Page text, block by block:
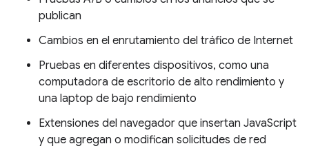
publican
Cambios en el enrutamiento del tráfico de Internet
Pruebas en diferentes dispositivos, como una
computadora de escritorio de alto rendimiento y
una laptop de bajo rendimiento
Extensiones del navegador que insertan JavaScript
y que agregan o modifican solicitudes de red